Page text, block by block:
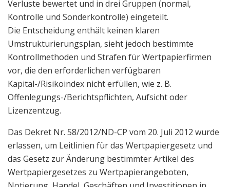
Verluste bewertet und in drei Gruppen (normal,
Kontrolle und Sonderkontrolle) eingeteilt.
Die Entscheidung enthält keinen klaren
Umstrukturierungsplan, sieht jedoch bestimmte
Kontrollmethoden und Strafen für Wertpapierfirmen
vor, die den erforderlichen verfügbaren
Kapital-/Risikoindex nicht erfüllen, wie z. B.
Offenlegungs-/Berichtspflichten, Aufsicht oder
Lizenzentzug.
Das Dekret Nr. 58/2012/ND-CP vom 20. Juli 2012 wurde
erlassen, um Leitlinien für das Wertpapiergesetz und
das Gesetz zur Änderung bestimmter Artikel des
Wertpapiergesetzes zu Wertpapierangeboten,